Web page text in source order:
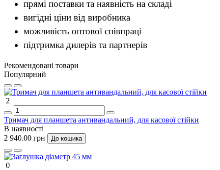
прямі поставки та наявність на складі
вигідні ціни від виробника
можливість оптової співпраці
підтримка дилерів та партнерів
Рекомендовані товари
Популярний
2
Тримач для планшета антивандальний, для касової стійки
В наявності
2 940.00 грн
До кошика
0